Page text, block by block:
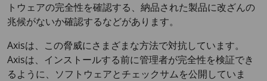
トウェアの完全性を確認する、納品された製品に改ざんの
兆候がないか確認するなどがあります。
Axisは、この脅威にさまざまな方法で対抗しています。
Axisは、インストールする前に管理者が完全性を検証でき
るように、ソフトウェアとチェックサムを公開していま